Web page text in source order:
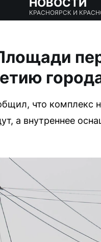
КРАСНОЯРСК И
что комплекс
а внутреннее